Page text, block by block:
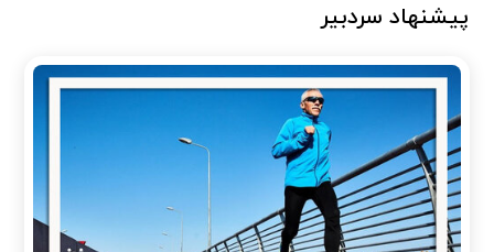
پیشنهاد سردبیر